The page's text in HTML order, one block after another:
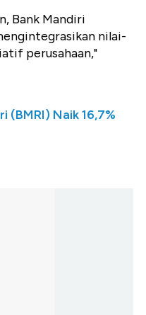
Bank Mandiri
nilai-
perusahaan,"
(BMRI) Naik 16,7%